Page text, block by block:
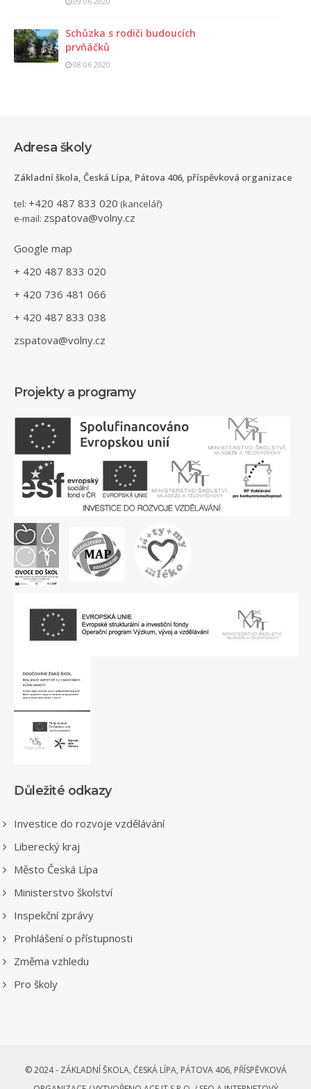
Schůzka s rodiči budoucích
prvňáčků
08.06.2020
Adresa školy
Základní škola, Česká Lípa, Pátova 406, příspěvková organizace
tel: +420 487 833 020 (kancelář)
e-mail: zspatova@volny.cz
Google map
+ 420 487 833 020
+ 420 736 481 066
+ 420 487 833 038
zspatova@volny.cz
Projekty a programy
Důležité odkazy
Investice do rozvoje vzdělávání
Liberecký kraj
Město Česká Lípa
Ministerstvo školství
Inspekční zprávy
Prohlášení o přístupnosti
Změma vzhledu
Pro školy
© 2024 - ZÁKLADNÍ ŠKOLA, ČESKÁ LÍPA, PÁTOVA 406, PŘÍSPĚVKOVÁ